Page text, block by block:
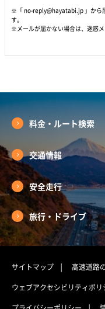
※「 no-reply@hayatabi.jp 」から
す。
※メールが届かない場合は、迷惑
料金・ルート検索
交通情報
安全走行
旅行・ドライブ
サイトマップ 高速道路
ウェブアクセシビリティポリ